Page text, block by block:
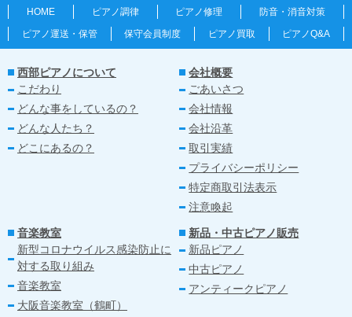
HOME ピアノ調律 ピアノ修理
防音・消音対策
ピアノ運送・保管
保守会員制度 ピアノ買取 ピアノQ&A
西部ピアノについて
こだわり
どんな事をしているの？
どんな人たち？
どこにあるの？
会社概要
ごあいさつ
会社情報
会社沿革
取引実績
プライバシーポリシー
特定商取引法表示
注意喚起
音楽教室
新型コロナウイルス感染防止に
対する取り組み
音楽教室
大阪音楽教室（鶴町）
新品・中古ピアノ販売
新品ピアノ
中古ピアノ
アンティークピアノ